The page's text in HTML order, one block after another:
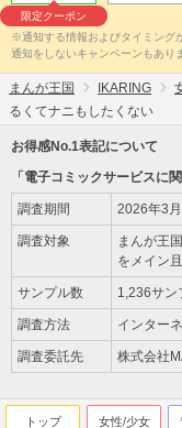
限定クーポン
※通知する情報およびタイミング
通知をしないキャンペーンもあり
まんが王国 IKARING
るくてナニもしたくない
お得感No.1表記について
「電子コミックサービスに
調査期間 2026年3
調査対象
まんが王
をメイン
サンプル数 1,236サン
調査方法 インター
調査委託先 株式会社
トップ 女性/少女